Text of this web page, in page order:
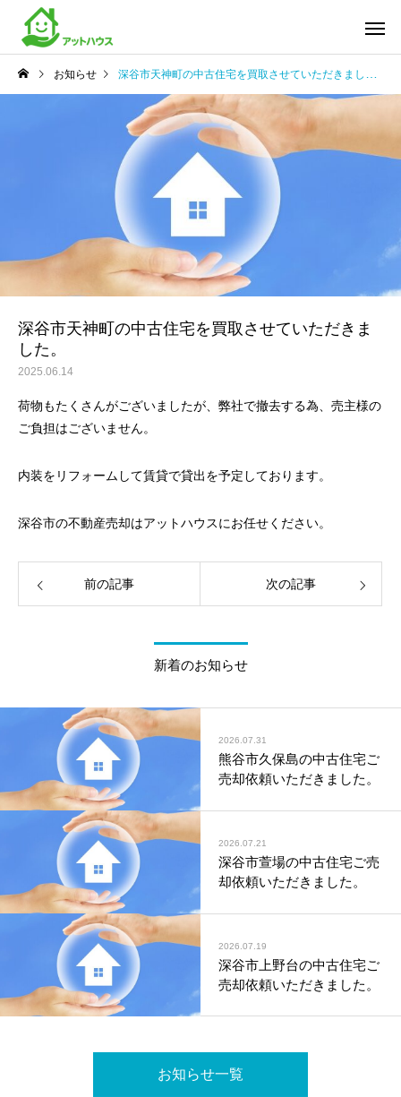
お知らせ 深谷市天神町の中古住宅を買取させていただきました。
深谷市天神町の中古住宅を買取させていただきま
した。
2025.06.14
荷物もたくさんがございましたが、弊社で撤去する為、売主様の
ご負担はございません。
内装をリフォームして賃貸で貸出を予定しております。
深谷市の不動産売却はアットハウスにお任せください。
前の記事 次の記事
新着のお知らせ
2026.07.31
熊谷市久保島の中古住宅ご
売却依頼いただきました。
2026.07.21
深谷市萱場の中古住宅ご売
却依頼いただきました。
2026.07.19
深谷市上野台の中古住宅ご
売却依頼いただきました。
お知らせ一覧